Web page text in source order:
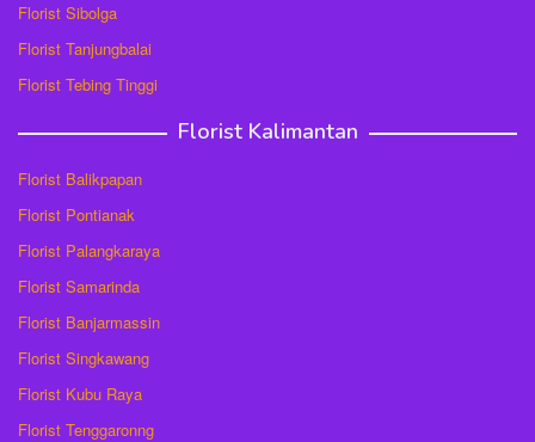
Florist Sibolga
Florist Tanjungbalai
Florist Tebing Tinggi
Florist Kalimantan
Florist Balikpapan
Florist Pontianak
Florist Palangkaraya
Florist Samarinda
Florist Banjarmassin
Florist Singkawang
Florist Kubu Raya
Florist Tenggaronng